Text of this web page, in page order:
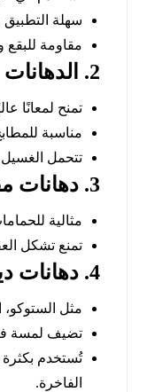
سهلة
مقاومة للبقع
2. الدهانات الزيتية
تمنح لمعانًا
مناسبة
تتحمل الغسيل
3. دهانات مقاومة للرطوبة
مثالية
تمنع تشكل
4. دهانات ديكورية وتأثيرات خاصة
مثل الستوكو،
تضيف لمسة
تُستخدم بكثرة
الفاخرة.